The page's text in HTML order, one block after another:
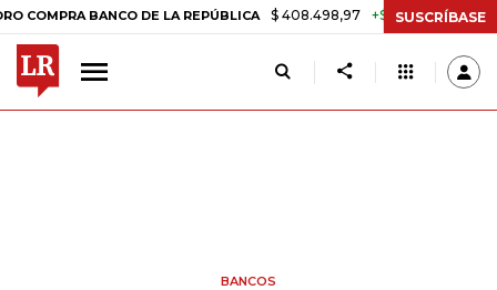
BANCO DE LA REPÚBLICA $ 408.498,97 +$ 8.753,81 +2,19%
SUSCRÍBASE
BANCOS